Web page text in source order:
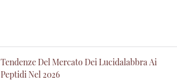
Tendenze Del Mercato Dei Lucidalabbra Ai
Peptidi Nel 2026